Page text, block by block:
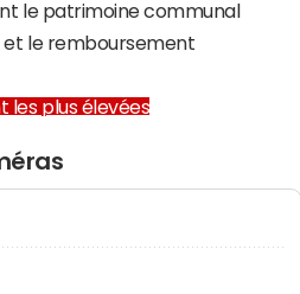
le patrimoine communal
et le remboursement
les plus élevées